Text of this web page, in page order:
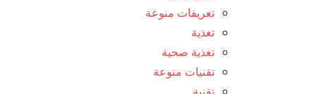
تعريفات منوعة
تغذية
تغذية صحية
تقنيات منوعة
تقنية